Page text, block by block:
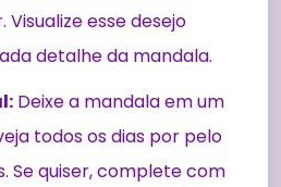
esse desejo
detalhe da mandala.
Deixe a mandala em um
todos os dias por pelo
Se quiser, complete com